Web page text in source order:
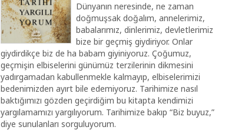
Dünyanın neresinde, ne zaman
doğmuşsak doğalım, annelerimiz,
babalarımız, dinlerimiz, devletlerimiz
bize bir geçmiş giydiriyor. Onlar
giydirdikçe biz de ha babam giyiniyoruz. Çoğumuz,
geçmişin elbiselerini günümüz terzilerinin dikmesini
yadırgamadan kabullenmekle kalmayıp, elbiselerimizi
bedenimizden ayırt bile edemiyoruz. Tarihimize nasıl
baktığımızı gözden geçirdiğim bu kitapta kendimizi
yargılamamızı yargılıyorum. Tarihimize bakıp “Biz buyuz,”
diye sunulanları sorguluyorum.